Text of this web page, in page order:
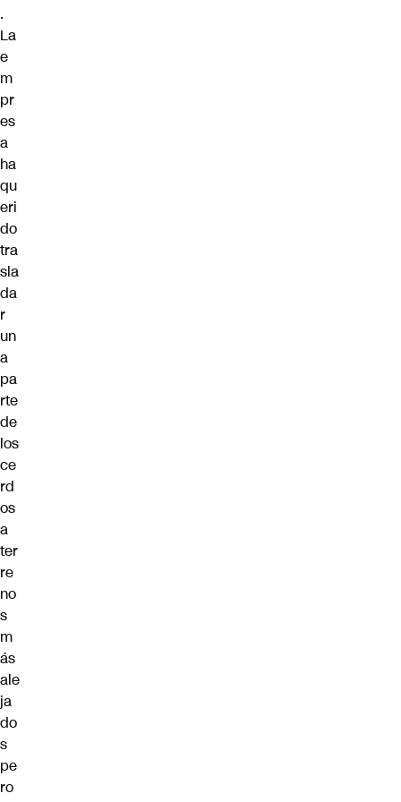
.
La
e
m
pr
es
a
ha
qu
eri
do
tra
sla
da
r
un
a
pa
rte
de
los
ce
rd
os
a
ter
re
no
s
m
ás
ale
ja
do
s
pe
ro